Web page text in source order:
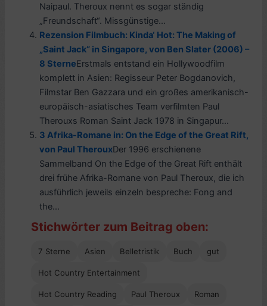
Naipaul. Theroux nennt es sogar ständig
„Freundschaft“. Missgünstige...
Rezension Filmbuch: Kinda‘ Hot: The Making of
„Saint Jack“ in Singapore, von Ben Slater (2006) –
8 SterneErstmals entstand ein Hollywoodfilm
komplett in Asien: Regisseur Peter Bogdanovich,
Filmstar Ben Gazzara und ein großes amerikanisch-
europäisch-asiatisches Team verfilmten Paul
Therouxs Roman Saint Jack 1978 in Singapur...
3 Afrika-Romane in: On the Edge of the Great Rift,
von Paul TherouxDer 1996 erschienene
Sammelband On the Edge of the Great Rift enthält
drei frühe Afrika-Romane von Paul Theroux, die ich
ausführlich jeweils einzeln bespreche: Fong and
the...
Stichwörter zum Beitrag oben:
7 Sterne Asien Belletristik Buch gut
Hot Country Entertainment
Hot Country Reading Paul Theroux Roman